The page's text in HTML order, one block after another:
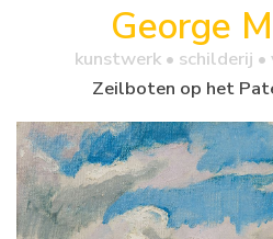
George
kunstwerk • schilderij
Zeilboten op het